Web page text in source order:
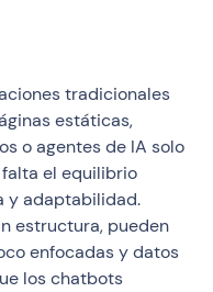
tradicionales
estáticas,
o agentes de IA solo
el equilibrio
y adaptabilidad.
estructura, pueden
enfocadas y datos
los chatbots